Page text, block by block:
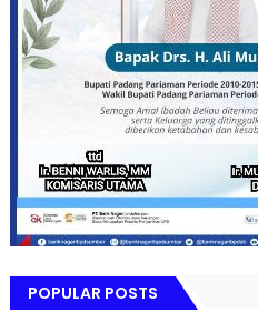
POPULAR POSTS